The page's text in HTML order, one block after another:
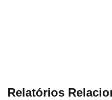
Relatórios